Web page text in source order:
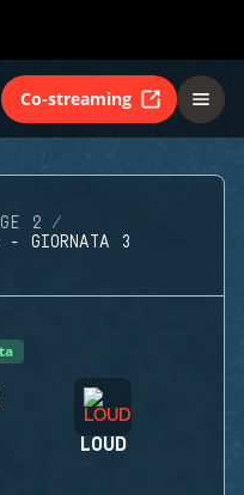
Co-streaming
2
- GIORNATA 3
LOUD